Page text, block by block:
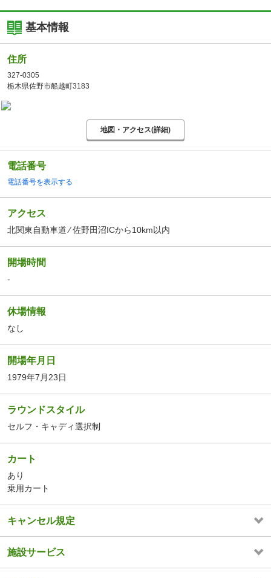
基本情報
住所
327-0305
栃木県佐野市船越町3183
地図・アクセス(詳細)
電話番号
電話番号を表示する
アクセス
北関東自動車道 ⁄ 佐野田沼ICから10km以内
開場時間
-
休場情報
なし
開場年月日
1979年7月23日
ラウンドスタイル
セルフ・キャディ選択制
カート
あり
乗用カート
キャンセル規定
施設サービス